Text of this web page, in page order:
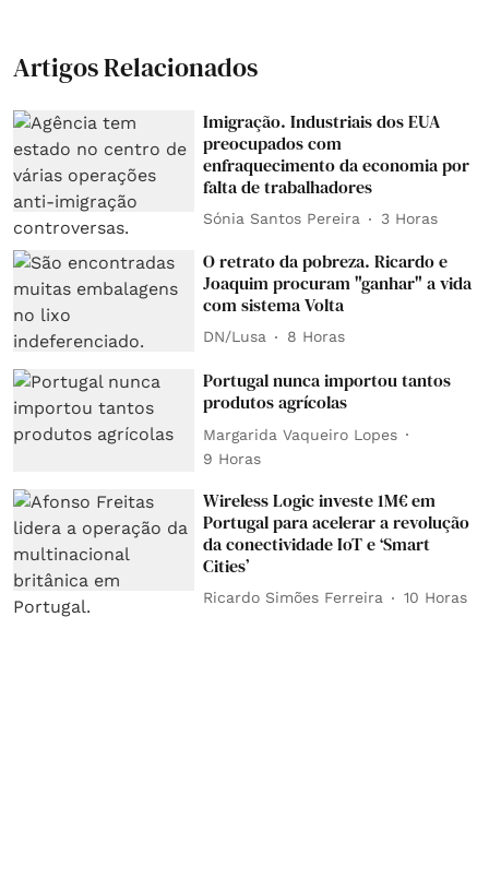
Artigos Relacionados
Imigração. Industriais dos EUA
preocupados com
enfraquecimento da economia por
falta de trabalhadores
Sónia Santos Pereira 3 Horas
O retrato da pobreza. Ricardo e
Joaquim procuram "ganhar" a vida
com sistema Volta
DN/Lusa 8 Horas
Portugal nunca importou tantos
produtos agrícolas
Margarida Vaqueiro Lopes
9 Horas
Wireless Logic investe 1M€ em
Portugal para acelerar a revolução
da conectividade IoT e ‘Smart
Cities’
Ricardo Simões Ferreira 10 Horas